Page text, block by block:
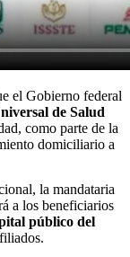
el Gobierno federal
de Salud
como parte de la
domiciliario a
la mandataria
a los beneficiarios
público del